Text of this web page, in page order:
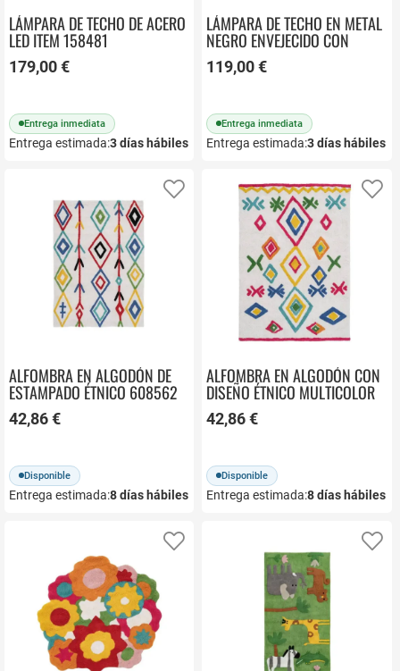
LÁMPARA DE TECHO DE ACERO
LED ITEM 158481
179,00 €
Entrega inmediata
Entrega estimada:3días hábiles
LÁMPARA DE TECHO EN METAL
NEGRO ENVEJECIDO CON
HOJAS DE 4 BOMBILLAS
119,00 €
Entrega inmediata
Entrega estimada:3días hábiles
Añadir a favoritos
ALFOMBRA EN ALGODÓN DE
ESTAMPADO ÉTNICO 608562
42,86 €
Disponible
Entrega estimada:8días hábiles
ALFOMBRA EN ALGODÓN CON
DISEÑO ÉTNICO MULTICOLOR
608571
42,86 €
Disponible
Entrega estimada:8días hábiles